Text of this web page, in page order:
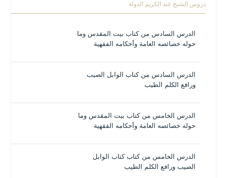
دروس الشيخ عبد الكريم الدولة
الدرس السادس من كتاب بيت المقدس وما
حوله خصائصه العامة وأحكامه الفقهية
الدرس السادس من كتاب الوابل الصيب
ورافع الكلم الطيب
الدرس الخامس من كتاب بيت المقدس وما
حوله خصائصه العامة وأحكامه الفقهية
الدرس الخامس من كتاب كتاب الوابل
الصيب ورافع الكلم الطيب